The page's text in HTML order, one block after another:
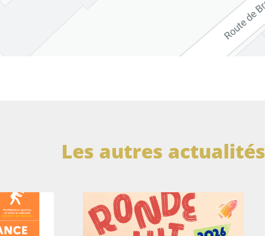
Les autres actualités